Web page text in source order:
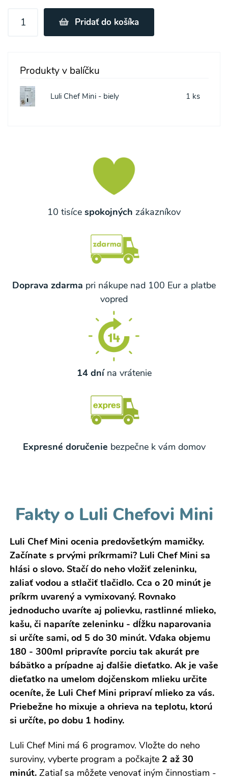
Pridať do košíka
Produkty v balíčku
Luli Chef Mini - biely 1 ks
10 tisíce spokojných zákazníkov
Doprava zdarma pri nákupe nad 100 Eur a platbe
vopred
14 dnína vrátenie
Expresné doručenie bezpečne k vám domov
Fakty o Luli Chefovi Mini
Luli Chef Mini ocenia predovšetkým mamičky.
Začínate s prvými príkrmami? Luli Chef Mini sa
hlási o slovo. Stačí do neho vložiť zeleninku,
zaliať vodou a stlačiť tlačidlo. Cca o 20 minút je
príkrm uvarený a vymixovaný. Rovnako
jednoducho uvaríte aj polievku, rastlinné mlieko,
kašu, či naparíte zeleninku - dĺžku naparovania
si určíte sami, od 5 do 30 minút. Vďaka objemu
180 - 300ml pripravíte porciu tak akurát pre
bábätko a prípadne aj ďalšie dieťatko. Ak je vaše
dieťatko na umelom dojčenskom mlieku určite
oceníte, že Luli Chef Mini pripraví mlieko za vás.
Priebežne ho mixuje a ohrieva na teplotu, ktorú
si určíte, po dobu 1 hodiny.
Luli Chef Mini má 6 programov. Vložte do neho
suroviny, vyberte program a počkajte2 až 30
minút.Zatiaľ sa môžete venovať iným činnostiam -